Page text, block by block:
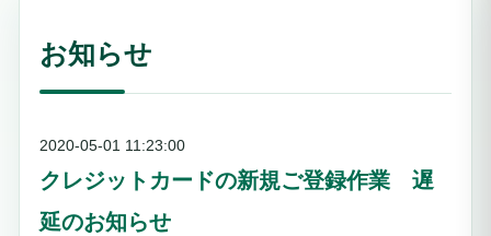
お知らせ
2020-05-01 11:23:00
クレジットカードの新規ご登録作業 遅
延のお知らせ